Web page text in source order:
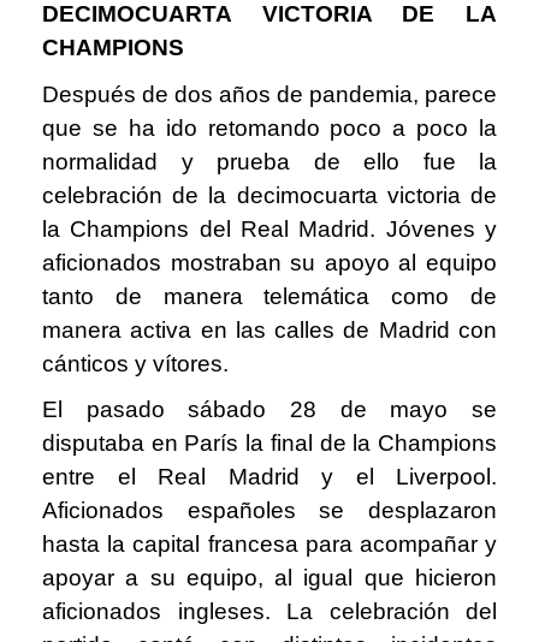
DECIMOCUARTA VICTORIA DE LA
CHAMPIONS
Después de dos años de pandemia, parece
que se ha ido retomando poco a poco la
normalidad y prueba de ello fue la
celebración de la decimocuarta victoria de
la Champions del Real Madrid. Jóvenes y
aficionados mostraban su apoyo al equipo
tanto de manera telemática como de
manera activa en las calles de Madrid con
cánticos y vítores.
El pasado sábado 28 de mayo se
disputaba en París la final de la Champions
entre el Real Madrid y el Liverpool.
Aficionados españoles se desplazaron
hasta la capital francesa para acompañar y
apoyar a su equipo, al igual que hicieron
aficionados ingleses. La celebración del